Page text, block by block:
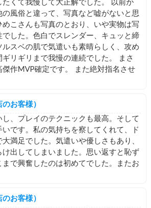
くて我慢して大正解でした。 以前か
の風俗と違って、写真など嘘がないと思
めこさんも写真のとおり、いや実物は写
した。色白でスレンダー、キュッと締
ルスベの肌で気遣いも素晴らしく、攻め
ギリギリまで我慢の連続でした。 まさ
傑作MVP確定です。 また絶対指名させ
お客様）
、プレイのテクニックも最高。そして
です。私の気持ちを察してくれて、ド
満足でした。気遣いや優しさもあり、
出してしまいました。思い返すと恥ず
で興奮したのは初めてでした。またお
お客様）